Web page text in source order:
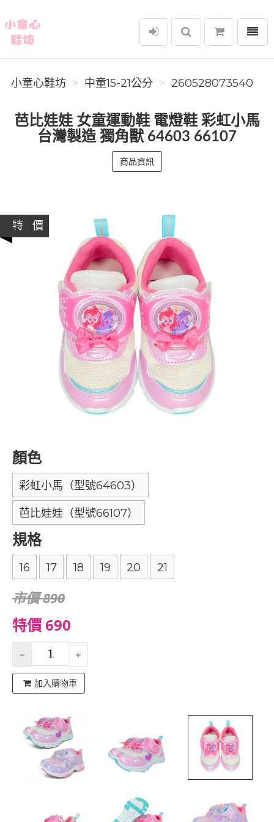
小童心鞋坊
選單
小童心鞋坊 中童15-21公分 260528073540
芭比娃娃 女童運動鞋 電燈鞋 彩虹小馬
台灣製造 獨角獸 64603 66107
商品資訊
特 價
顏色
彩虹小馬（型號64603）
芭比娃娃（型號66107）
規格
16 17 18 19 20 21
市價 890
特價 690
加入購物車